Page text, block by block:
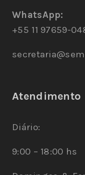
WhatsApp:
+55 11 97659-
Atendimento
Diário:
9:00 – 18:00 hs